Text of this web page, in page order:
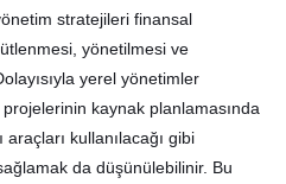
stratejileri finansal
yönetilmesi ve
yerel yönetimler
kaynak planlamasında
kullanılacağı gibi
da düşünülebilinir. Bu